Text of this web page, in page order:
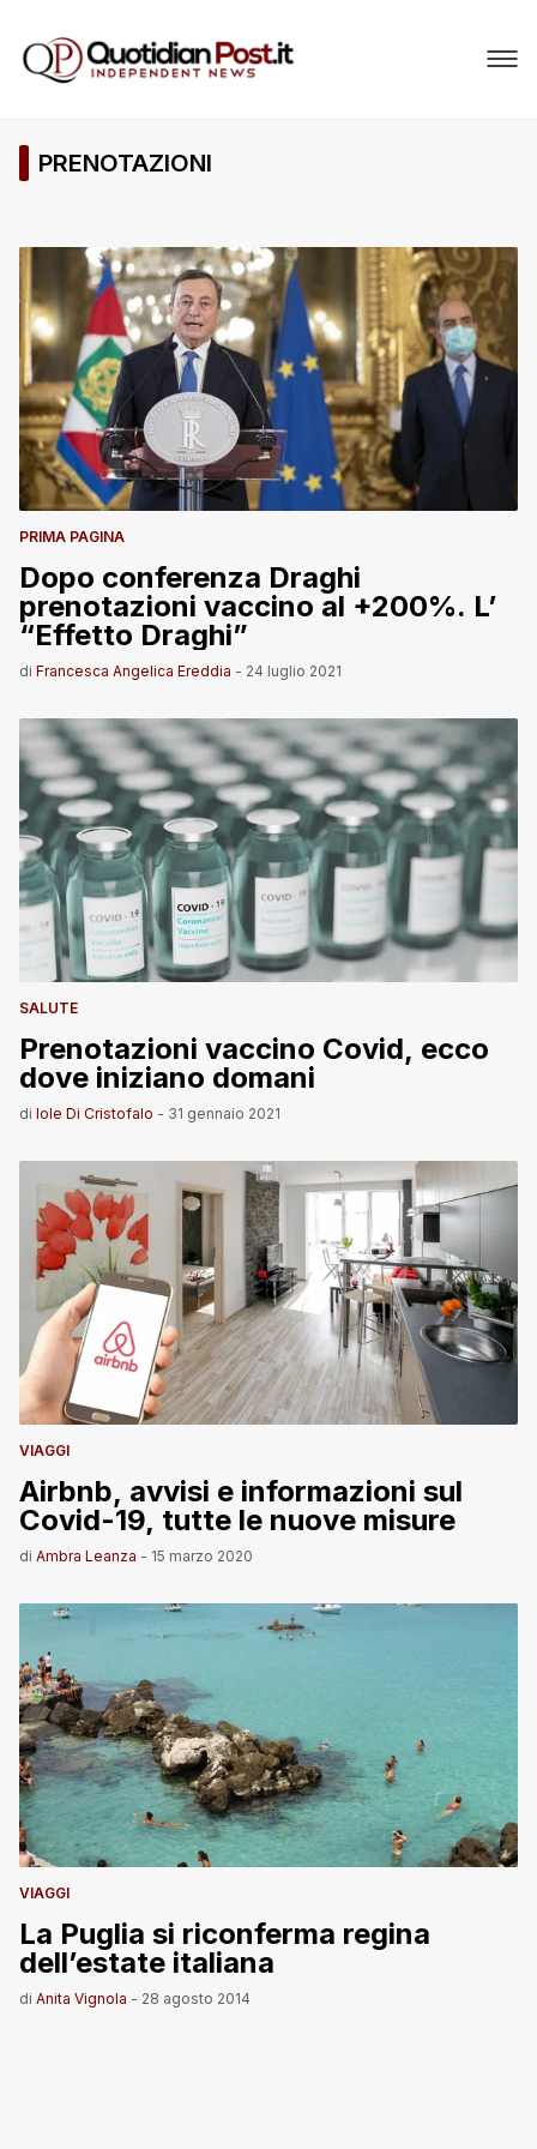
PRENOTAZIONI
PRIMA PAGINA
Dopo conferenza Draghi
prenotazioni vaccino al +200%. L’
“Effetto Draghi”
di Francesca Angelica Ereddia - 24 luglio 2021
SALUTE
Prenotazioni vaccino Covid, ecco
dove iniziano domani
di Iole Di Cristofalo - 31 gennaio 2021
VIAGGI
Airbnb, avvisi e informazioni sul
Covid-19, tutte le nuove misure
di Ambra Leanza - 15 marzo 2020
VIAGGI
La Puglia si riconferma regina
dell’estate italiana
di Anita Vignola - 28 agosto 2014